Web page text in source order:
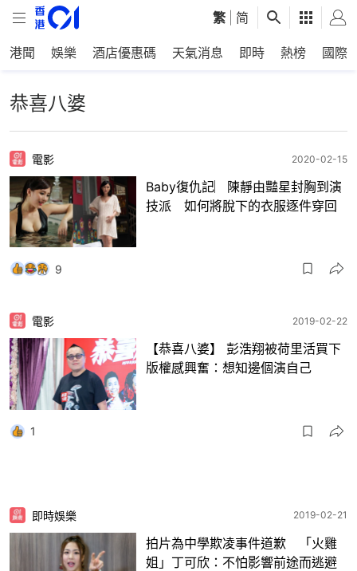
繁 简
港聞 娛樂 酒店優惠碼 天氣消息 即時 熱榜 國際
恭喜八婆
電影 2020-02-15
Baby復仇記︳陳靜由豔星封胸到演
技派 如何將脫下的衣服逐件穿回
9
電影 2019-02-22
【恭喜八婆】 彭浩翔被荷里活買下
版權感興奮：想知邊個演自己
1
即時娛樂 2019-02-21
拍片為中學欺凌事件道歉 「火雞
姐」丁可欣：不怕影響前途而逃避